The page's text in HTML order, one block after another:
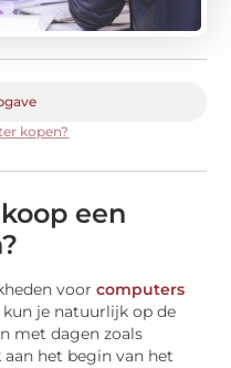
kopen?
een
voorcomputers
kun je natuurlijk op de
met dagen zoals
het begin van het